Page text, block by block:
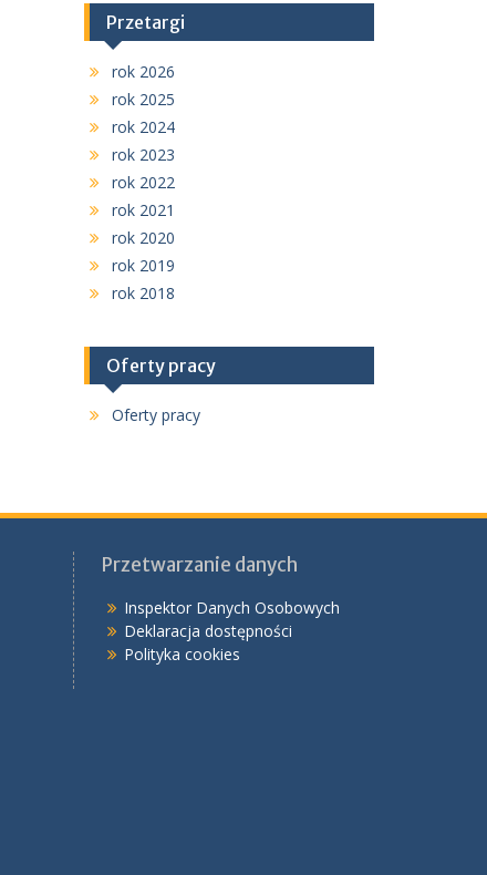
Przetargi
rok 2026
rok 2025
rok 2024
rok 2023
rok 2022
rok 2021
rok 2020
rok 2019
rok 2018
Oferty pracy
Oferty pracy
Przetwarzanie danych
Inspektor Danych Osobowych
Deklaracja dostępności
Polityka cookies